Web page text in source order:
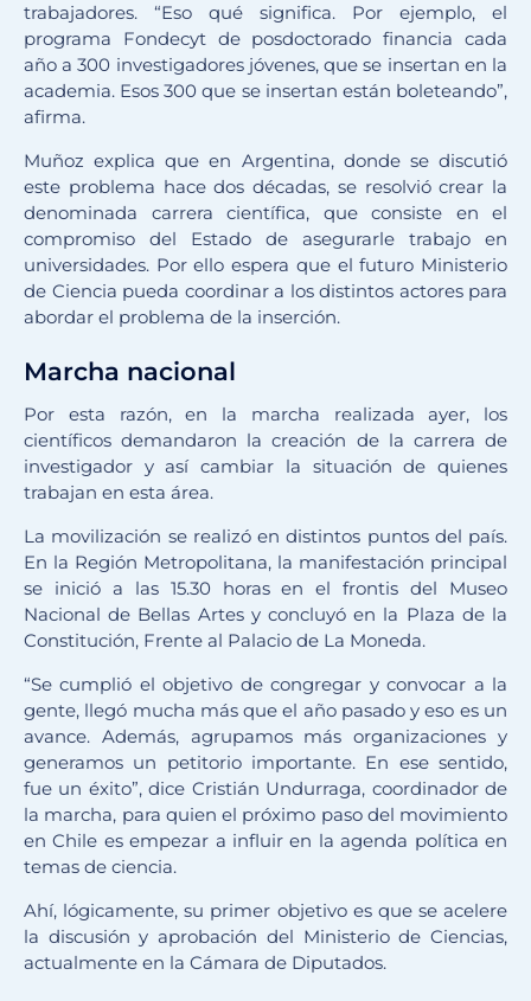
trabajadores. “Eso qué significa. Por ejemplo, el
programa Fondecyt de posdoctorado financia cada
año a 300 investigadores jóvenes, que se insertan en la
academia. Esos 300 que se insertan están boleteando”,
afirma.
Muñoz explica que en Argentina, donde se discutió
este problema hace dos décadas, se resolvió crear la
denominada carrera científica, que consiste en el
compromiso del Estado de asegurarle trabajo en
universidades. Por ello espera que el futuro Ministerio
de Ciencia pueda coordinar a los distintos actores para
abordar el problema de la inserción.
Marcha nacional
Por esta razón, en la marcha realizada ayer, los
científicos demandaron la creación de la carrera de
investigador y así cambiar la situación de quienes
trabajan en esta área.
La movilización se realizó en distintos puntos del país.
En la Región Metropolitana, la manifestación principal
se inició a las 15.30 horas en el frontis del Museo
Nacional de Bellas Artes y concluyó en la Plaza de la
Constitución, Frente al Palacio de La Moneda.
“Se cumplió el objetivo de congregar y convocar a la
gente, llegó mucha más que el año pasado y eso es un
avance. Además, agrupamos más organizaciones y
generamos un petitorio importante. En ese sentido,
fue un éxito”, dice Cristián Undurraga, coordinador de
la marcha, para quien el próximo paso del movimiento
en Chile es empezar a influir en la agenda política en
temas de ciencia.
Ahí, lógicamente, su primer objetivo es que se acelere
la discusión y aprobación del Ministerio de Ciencias,
actualmente en la Cámara de Diputados.